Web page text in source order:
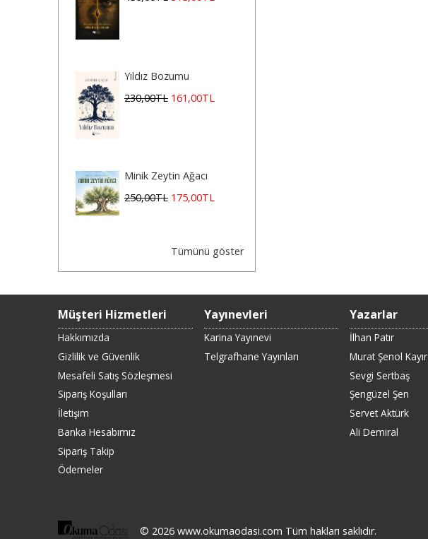
Yıldız Bozumu
230,00TL 161 ,00TL
Minik Zeytin Ağacı
250,00TL 175,00TL
Tümünü göster
Müşteri Hizmetleri
Hakkımızda
Gizlilik ve Güvenlik
Mesafeli Satış Sözleşmesi
Sipariş Koşulları
İletişim
Banka Hesabımız
Sipariş Takip
Ödemeler
Yayınevleri
Karina Yayınevi
Telgrafhane Yayınları
Yazarlar
İlhan Patır
Murat Şenol Kayır
Sevgi Sertbaş
Şengüzel Şen
Servet Aktürk
Ali Demiral
© 2026 www.okumaodasi.com Tüm hakları saklıdır.